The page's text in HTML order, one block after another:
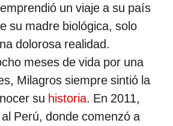
un viaje a su país
su madre biológica, solo
dolorosa realidad.
meses de vida por una
Milagros siempre sintió la
su historia. En 2011,
Perú, donde comenzó a